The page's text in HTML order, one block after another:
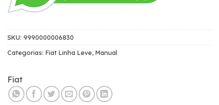
SKU: 9990000006830
Categorias: Fiat Linha Leve, Manual
Fiat